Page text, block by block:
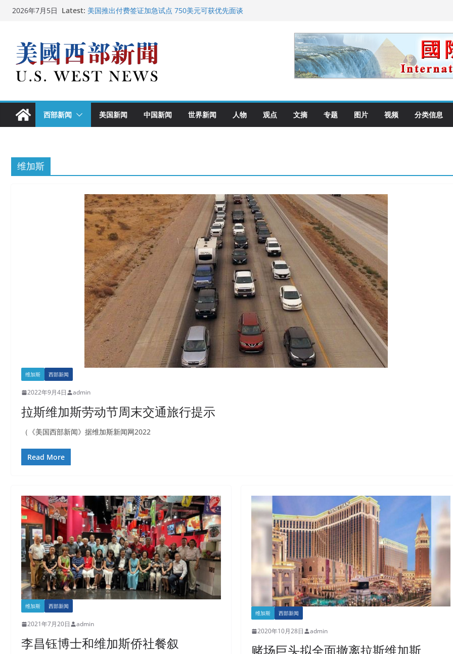
Skip2026年7月5日 Latest: 美国推出付费签证加急试点 750美元可获优先面谈
中国驻美国大使谢锋邀请美国老教师罗纳德·萨科尔斯基再次访华
广州市沉香协会会长周天明：让沉香有序走向世界
西部新闻 美国新闻 中国新闻 世界新闻 人物 观点 文摘 专题 图片 视频 分类信息
维加斯
维加斯 西部新闻
2022年9月4日 admin
拉斯维加斯劳动节周末交通旅行提示
（《美国西部新闻》据维加斯新闻网2022
Read More
维加斯 西部新闻
2021年7月20日 admin
李昌钰博士和维加斯侨社餐叙
维加斯 西部新闻
2020年10月28日 admin
赌场巨头拟全面撤离拉斯维加斯